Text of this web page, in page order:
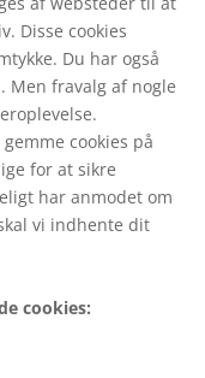
Disse cookies
Du har også
Men fravalg af nogle
cookies på
for at sikre
har anmodet om
vi indhente dit
cookies: